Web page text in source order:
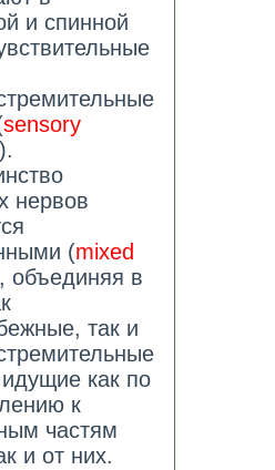
и спинной
sensory
нервов
(mixed
объединяя в
так и
как по
к
частям
и от них.